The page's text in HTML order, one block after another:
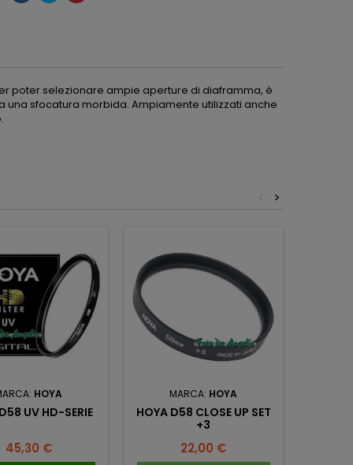
poter selezionare ampie aperture di diaframma, è
sfocatura morbida. Ampiamente utilizzati anche
>
<
HOYA
UV HD-SERIE
Prezzo
45,30 €
MARCA: HOYA
HOYA D58 CLOSE UP SET
+3
Prezzo
22,00 €